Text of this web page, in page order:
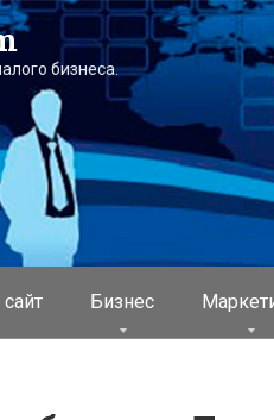
бизнеса.
Бизнес